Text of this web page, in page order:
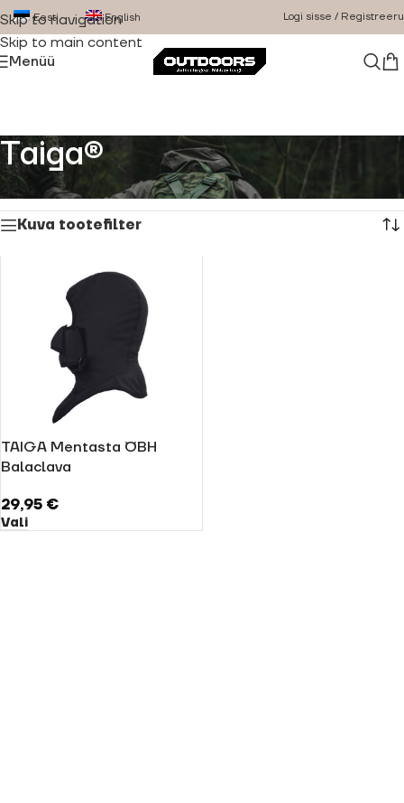
Skip to navigation
Skip to main content
Eesti English Logi sisse / Registreeru
Menüü
Taiga®
Esileht /Product Brand/Taiga® Kuvatakse üksik tulemus
Kuva tootefilter
TAIGA Mentasta ÖBH
Balaclava
29,95 €
Vali